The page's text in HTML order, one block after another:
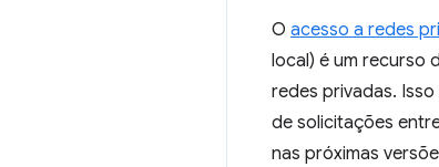
O acesso a redes
local) é um recurso
redes privadas.
de solicitações
nas próximas